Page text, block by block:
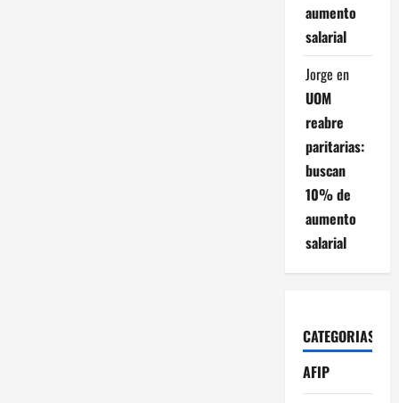
aumento
salarial
Jorge en
UOM
reabre
paritarias:
buscan
10% de
aumento
salarial
CATEGORIAS
AFIP